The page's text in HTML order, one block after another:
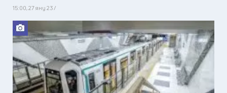
15:00, 27 яну 23 /